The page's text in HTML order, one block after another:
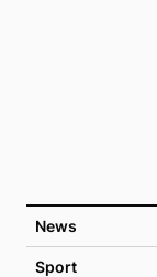
News
Sport